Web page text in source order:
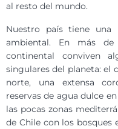
al resto del mundo.
Nuestro país tiene una
ambiental. En más
continental conviven
singulares del planeta: el
norte, una extensa
reservas de agua dulce
las pocas zonas
de Chile con los bosques